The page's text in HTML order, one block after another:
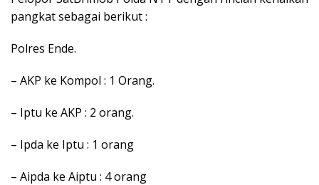
pangkat sebagai berikut :
Polres Ende.
– AKP ke Kompol : 1 Orang.
– Iptu ke AKP : 2 orang.
– Ipda ke Iptu : 1 orang
– Aipda ke Aiptu : 4 orang